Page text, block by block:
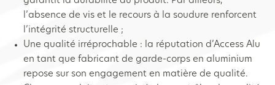
l’absence de vis et le recours à la soudure renforcent
l’intégrité structurelle ;
Une qualité irréprochable : la réputation d’Access Alu
en tant que fabricant de garde-corps en aluminium
repose sur son engagement en matière de qualité.